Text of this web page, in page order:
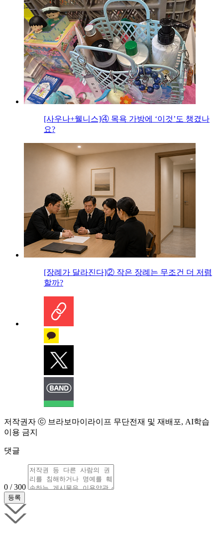
[사우나+웰니스]④ 목욕 가방에 ‘이것’도 챙겼나
요?
[장례가 달라진다]② 작은 장례는 무조건 더 저렴
할까?
저작권자 ⓒ 브라보마이라이프 무단전재 및 재배포, AI학습
이용 금지
댓글
0 / 300